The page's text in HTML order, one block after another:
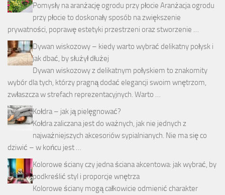
Pomysły na aranżację ogrodu przy płocie Aranżacja ogrodu
przy płocie to doskonały sposób na zwiększenie
prywatności, poprawę estetyki przestrzeni oraz stworzenie …
Dywan wiskozowy – kiedy warto wybrać delikatny połysk i
jak dbać, by służył dłużej
Dywan wiskozowy z delikatnym połyskiem to znakomity
wybór dla tych, którzy pragną dodać elegancji swoim wnętrzom,
zwłaszcza w strefach reprezentacyjnych. Warto …
Kołdra – jak ją pielęgnować?
Kołdra zaliczana jest do ważnych, jak nie jednych z
najważniejszych akcesoriów sypialnianych. Nie ma się co
dziwić – w końcu jest …
Kolorowe ściany czy jedna ściana akcentowa: jak wybrać, by
podkreślić styl i proporcje wnętrza
Kolorowe ściany mogą całkowicie odmienić charakter